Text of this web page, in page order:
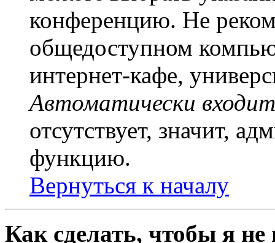
конференцию. Не
общедоступном
интернет-кафе,
Автоматически
отсутствует, значит,
функцию.
Вернуться к началу
Как сделать, чтобы я